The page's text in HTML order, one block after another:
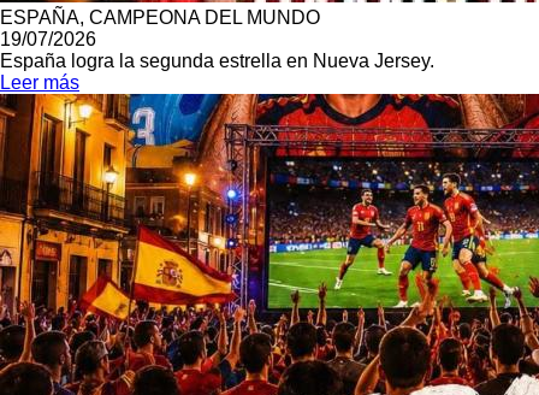
ESPAÑA, CAMPEONA DEL MUNDO
19/07/2026
España logra la segunda estrella en Nueva Jersey.
Leer más